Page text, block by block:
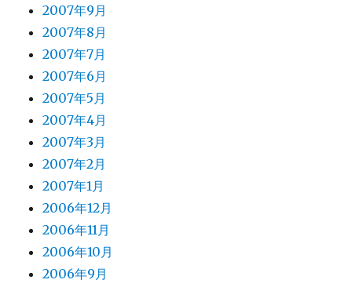
2007年9月
2007年8月
2007年7月
2007年6月
2007年5月
2007年4月
2007年3月
2007年2月
2007年1月
2006年12月
2006年11月
2006年10月
2006年9月